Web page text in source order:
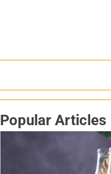
Popular Articles